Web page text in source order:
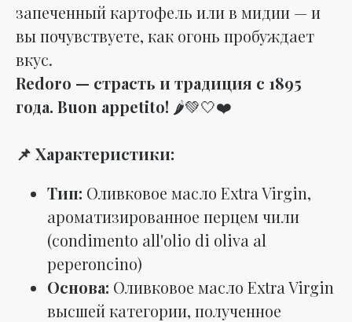
запеченный картофель или в мидии — и
вы почувствуете, как огонь пробуждает
вкус.
Redoro — страсть и традиция с 1895
года. Buon appetito! 🌶️💚🤍❤️
📌 Характеристики:
Тип: Оливковое масло Extra Virgin,
ароматизированное перцем чили
(condimento all'olio di oliva al
peperoncino)
Основа: Оливковое масло Extra Virgin
высшей категории, полученное